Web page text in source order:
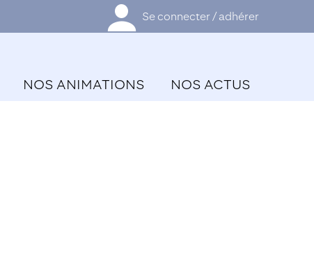
Se connecter / adhérer
NOS ANIMATIONS NOS ACTUS